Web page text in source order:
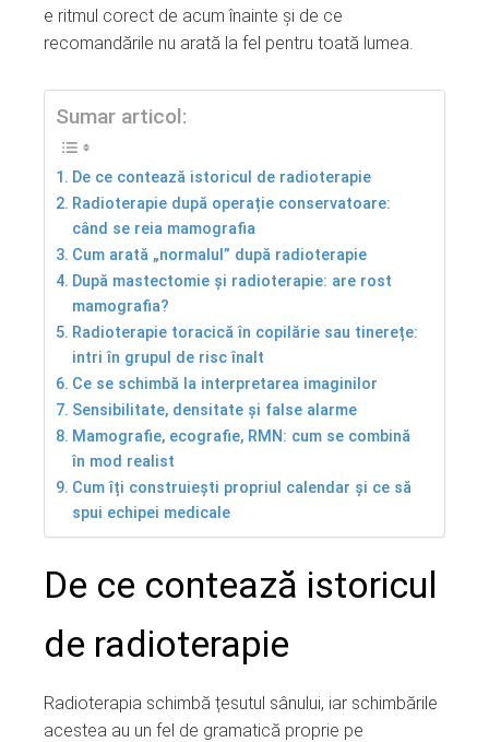
e ritmul corect de acum înainte și de ce
recomandările nu arată la fel pentru toată lumea.
Sumar articol:
De ce contează istoricul de radioterapie
Radioterapie după operație conservatoare:
când se reia mamografia
Cum arată „normalul” după radioterapie
După mastectomie și radioterapie: are rost
mamografia?
Radioterapie toracică în copilărie sau tinerețe:
intri în grupul de risc înalt
Ce se schimbă la interpretarea imaginilor
Sensibilitate, densitate și false alarme
Mamografie, ecografie, RMN: cum se combină
în mod realist
Cum îți construiești propriul calendar și ce să
spui echipei medicale
De ce contează istoricul
de radioterapie
Radioterapia schimbă țesutul sânului, iar schimbările
acestea au un fel de gramatică proprie pe